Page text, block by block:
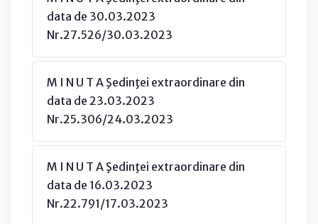
data de 30.03.2023
Nr.27.526/30.03.2023
M I N U T A Şedinţei extraordinare din
data de 23.03.2023
Nr.25.306/24.03.2023
M I N U T A Şedinţei extraordinare din
data de 16.03.2023
Nr.22.791/17.03.2023